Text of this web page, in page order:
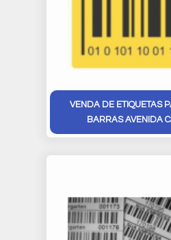
VENDA DE ETIQUETAS
BARRAS AVENIDA